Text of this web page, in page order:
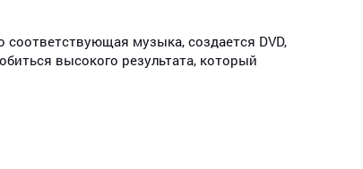
музыка, создается DVD,
высокого результата, который